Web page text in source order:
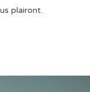
plairont.